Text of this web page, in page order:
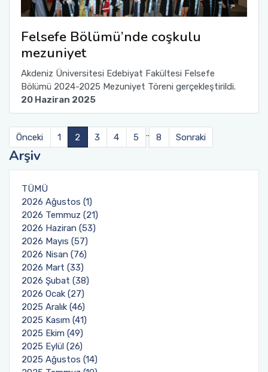
Felsefe Bölümü’nde coşkulu
mezuniyet
Akdeniz Üniversitesi Edebiyat Fakültesi Felsefe
Bölümü 2024-2025 Mezuniyet Töreni gerçekleştirildi.
20 Haziran 2025
Önceki 1 2 3 4 5 .. 8 Sonraki
Arşiv
TÜMÜ
2026 Ağustos (1)
2026 Temmuz (21)
2026 Haziran (53)
2026 Mayıs (57)
2026 Nisan (76)
2026 Mart (33)
2026 Şubat (38)
2026 Ocak (27)
2025 Aralık (46)
2025 Kasım (41)
2025 Ekim (49)
2025 Eylül (26)
2025 Ağustos (14)